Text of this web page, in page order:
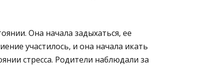
Она начала задыхаться, ее
участилось, и она начала икать
стресса. Родители наблюдали за